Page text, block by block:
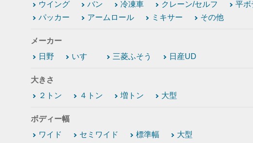
ウイング
バン 冷凍車 クレーン/セルフ 平ボ
パッカー
アームロール ミキサー その他
メーカー
日野
いすゞ 三菱ふそう 日産UD
大きさ
２トン
４トン 増トン 大型
ボディー幅
ワイド
セミワイド 標準幅 大型